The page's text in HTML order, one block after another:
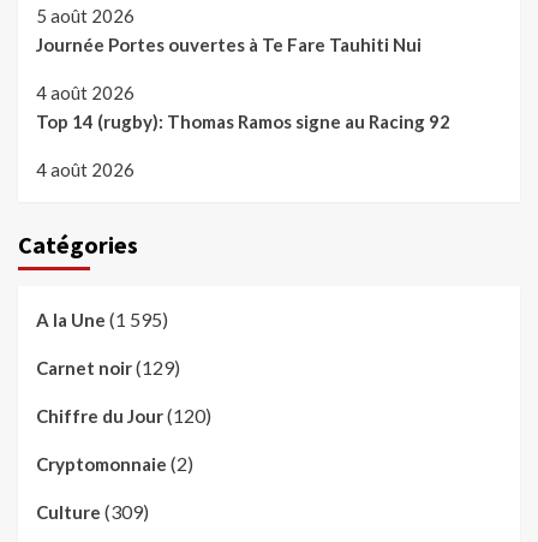
5 août 2026
Journée Portes ouvertes à Te Fare Tauhiti Nui
4 août 2026
Top 14 (rugby): Thomas Ramos signe au Racing 92
4 août 2026
Catégories
A la Une (1 595)
Carnet noir(129)
Chiffre du Jour(120)
Cryptomonnaie (2)
Culture (309)